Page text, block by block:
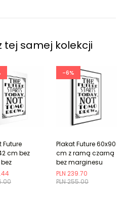
tej samej kolekcji
Future
cm bez
-6%
PLN 255.00
PLN 239.70
Plakat Future 60x90
cm z ramą czarną
bez marginesu